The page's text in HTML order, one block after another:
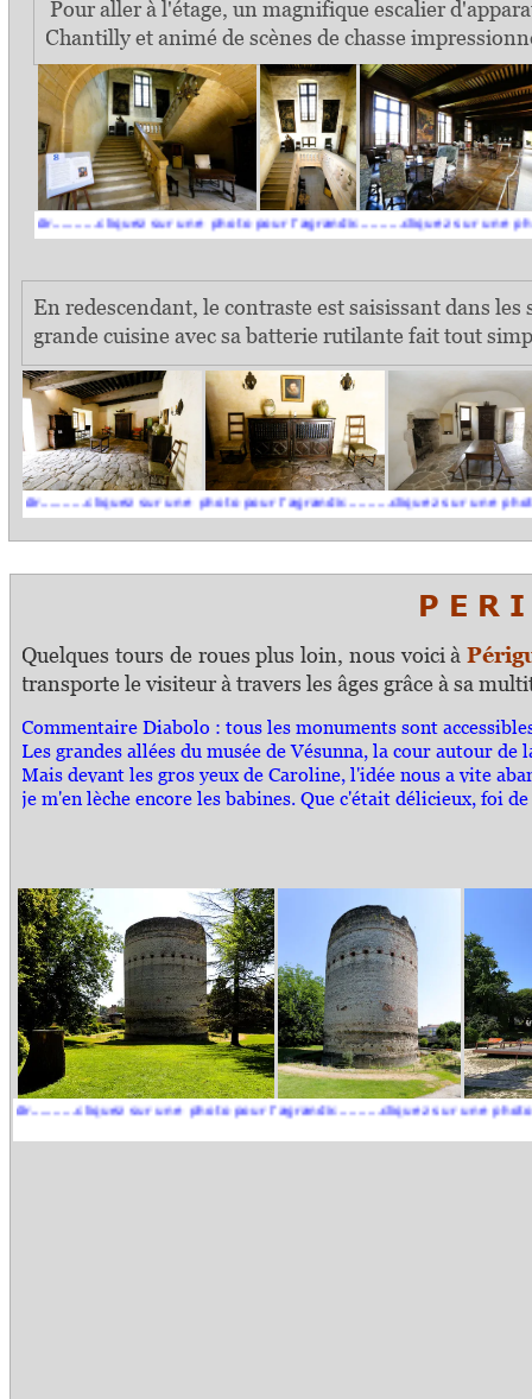
Pour aller à l'étage, un magnifique escalier
Chantilly et animé de scènes de chasse
sur une photo pour l'agrandir..........cliquez sur une photo
En redescendant, le contraste est saisissant dans
grande cuisine avec sa batterie rutilante fait tout
sur une photo pour l'agrandir..........cliquez sur une photo pour
P E R I
Quelques tours de roues plus loin, nous voici à
transporte le visiteur à travers les âges grâce à sa
Commentaire Diabolo : tous les monuments sont
Les grandes allées du musée de Vésunna, la cour autour
Mais devant les gros yeux de Caroline, l'idée nous a vite
je m'en lèche encore les babines. Que c'était délicieux, foi
sur une photo pour l'agrandir..........cliquez sur une photo pour